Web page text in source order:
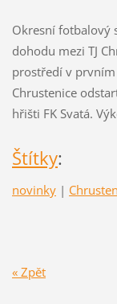
Okresní fotbalový
dohodu mezi TJ
prostředí v prvním
Chrustenice
hřišti FK Svatá.
Štítky:
novinky |
« Zpět